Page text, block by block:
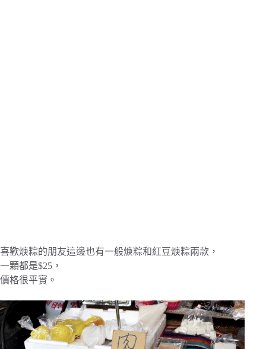
喜歡焿粽的朋友這邊也有一般焿粽和紅豆焿粽兩款，
一顆都是$25，
價格很平實。